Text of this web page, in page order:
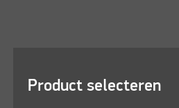
Product selecteren